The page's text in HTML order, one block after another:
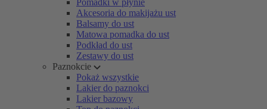
Pomadki w płynie
Akcesoria do makijażu ust
Balsamy do ust
Matowa pomadka do ust
Podkład do ust
Zestawy do ust
Paznokcie
Pokaż wszystkie
Lakier do paznokci
Lakier bazowy